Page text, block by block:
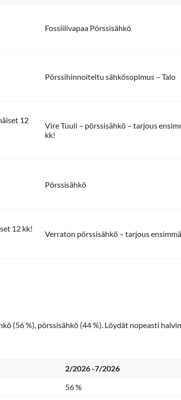
Fossiilivapaa Pörssisähkö
Pörssihinnoiteltu sähkösopimus – Talo
12
Vire Tuuli – pörssisähkö – tarjous
kk!
Pörssisähkö
12 kk!
Verraton pörssisähkö – tarjous
(56 %), pörssisähkö (44 %). Löydät nopeasti
2/2026 -7/2026
56 %